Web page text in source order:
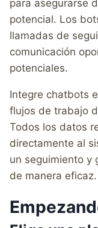
para asegurarse
potencial. Los
llamadas de
comunicación
potenciales.
Integre chatbots
flujos de trabajo
Todos los datos
directamente al
un seguimiento y
de manera eficaz.